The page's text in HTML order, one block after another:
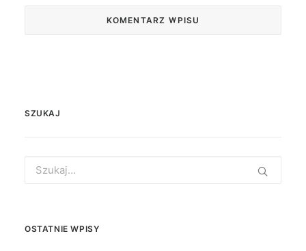
SZUKAJ
for:
OSTATNIE WPISY